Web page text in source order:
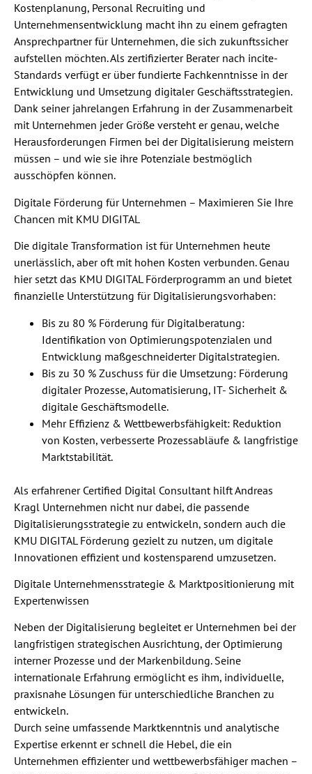
Kostenplanung, Personal Recruiting und
Unternehmensentwicklung macht ihn zu einem gefragten
Ansprechpartner für Unternehmen, die sich zukunftssicher
aufstellen möchten. Als zertifizierter Berater nach incite-
Standards verfügt er über fundierte Fachkenntnisse in der
Entwicklung und Umsetzung digitaler Geschäftsstrategien.
Dank seiner jahrelangen Erfahrung in der Zusammenarbeit
mit Unternehmen jeder Größe versteht er genau, welche
Herausforderungen Firmen bei der Digitalisierung meistern
müssen – und wie sie ihre Potenziale bestmöglich
ausschöpfen können.
Digitale Förderung für Unternehmen – Maximieren Sie Ihre
Chancen mit KMU DIGITAL
Die digitale Transformation ist für Unternehmen heute
unerlässlich, aber oft mit hohen Kosten verbunden. Genau
hier setzt das KMU DIGITAL Förderprogramm an und bietet
finanzielle Unterstützung für Digitalisierungsvorhaben:
Bis zu 80 % Förderung für Digitalberatung:
Identifikation von Optimierungspotenzialen und
Entwicklung maßgeschneiderter Digitalstrategien.
Bis zu 30 % Zuschuss für die Umsetzung: Förderung
digitaler Prozesse, Automatisierung, IT- Sicherheit &
digitale Geschäftsmodelle.
Mehr Effizienz & Wettbewerbsfähigkeit: Reduktion
von Kosten, verbesserte Prozessabläufe & langfristige
Marktstabilität.
Als erfahrener Certified Digital Consultant hilft Andreas
Kragl Unternehmen nicht nur dabei, die passende
Digitalisierungsstrategie zu entwickeln, sondern auch die
KMU DIGITAL Förderung gezielt zu nutzen, um digitale
Innovationen effizient und kostensparend umzusetzen.
Digitale Unternehmensstrategie & Marktpositionierung mit
Expertenwissen
Neben der Digitalisierung begleitet er Unternehmen bei der
langfristigen strategischen Ausrichtung, der Optimierung
interner Prozesse und der Markenbildung. Seine
internationale Erfahrung ermöglicht es ihm, individuelle,
praxisnahe Lösungen für unterschiedliche Branchen zu
entwickeln.
Durch seine umfassende Marktkenntnis und analytische
Expertise erkennt er schnell die Hebel, die ein
Unternehmen effizienter und wettbewerbsfähiger machen –